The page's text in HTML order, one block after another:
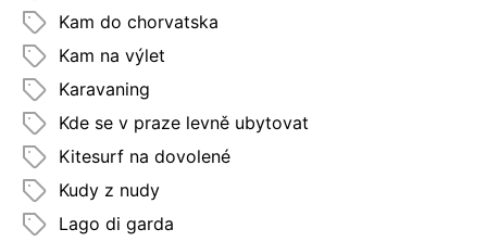
Kam do chorvatska
Kam na výlet
Karavaning
Kde se v praze levně ubytovat
Kitesurf na dovolené
Kudy z nudy
Lago di garda